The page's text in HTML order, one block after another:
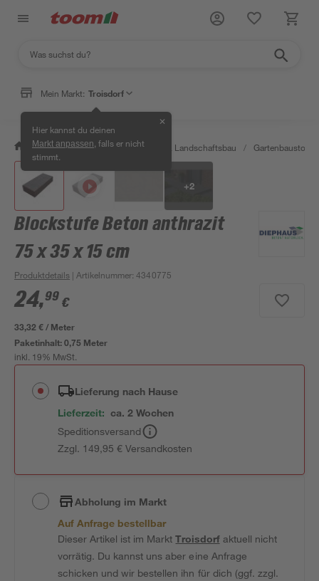
Mein Markt: Troisdorf
Hier kannst du deinen
Markt anpassen , falls er nicht
stimmt.
✕
/ Garten & Freizeit / Gartenbau & Landschaftsbau / Gartenbaustoffe
+2
Blockstufe Beton anthrazit
75 x 35 x 15 cm
Produktdetails | Artikelnummer:4340775
24,99 €
33,32 € / Meter
Paketinhalt:0,75 Meter
inkl. 19% MwSt.
Lieferung nach Hause
Lieferzeit: ca. 2 Wochen
Speditionsversand
Zzgl. 149,95 € Versandkosten
Abholung im Markt
Auf Anfrage bestellbar
Dieser Artikel ist im MarktTroisdorfaktuell nicht
vorrätig. Du kannst uns aber eine Anfrage
schicken und wir bestellen ihn für dich (ggf. zzgl.